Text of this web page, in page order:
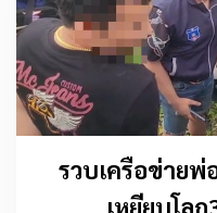
รวบเครือข่ายพ่
เหยียบโล